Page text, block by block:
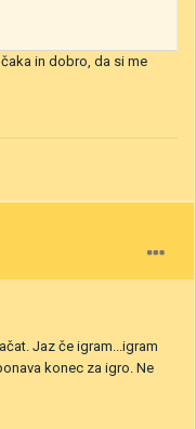
in dobro, da si me
Jaz če igram...igram
konec za igro. Ne